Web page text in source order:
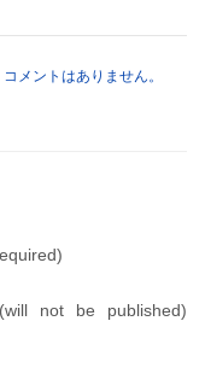
コメントはありません。
not be published)